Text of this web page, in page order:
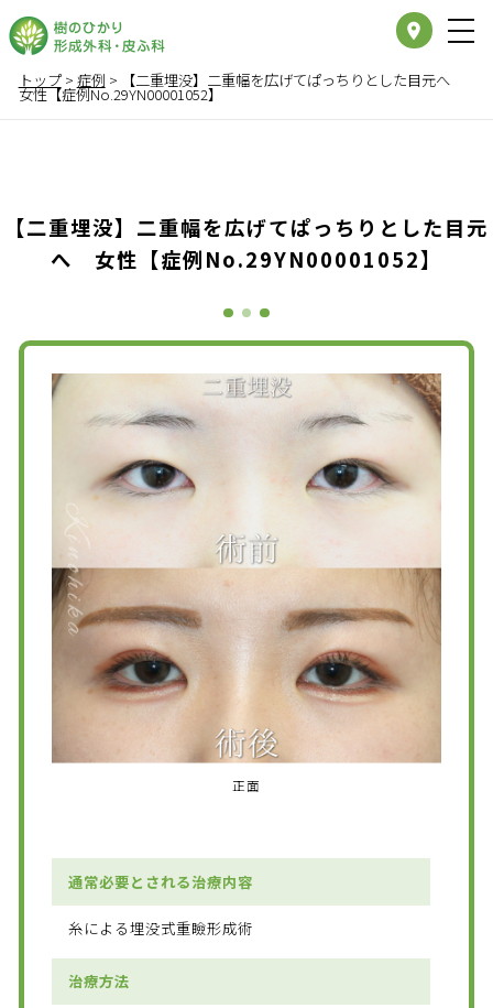
place
トップ> 症例 > 【二重埋没】二重幅を広げてぱっちりとした目元へ
女性【症例No.29YN00001052】
【二重埋没】二重幅を広げてぱっちりとした目元
へ 女性【症例No.29YN00001052】
正面
通常必要とされる治療内容
糸による埋没式重瞼形成術
治療方法